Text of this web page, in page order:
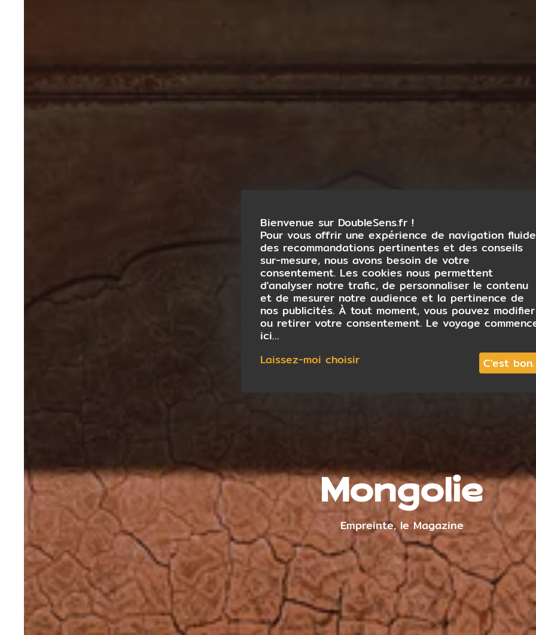
Mongolie
Empreinte, le Magazine
Bienvenue sur DoubleSens.fr !
Pour vous offrir une expérience de navigation
des recommandations pertinentes et des conseils
sur-mesure, nous avons besoin de votre
consentement. Les cookies nous permettent
d'analyser notre trafic, de personnaliser le contenu
et de mesurer notre audience et la pertinence de
nos publicités. À tout moment, vous pouvez modifier
ou retirer votre consentement. Le voyage
ici…
Laissez-moi choisir
C'est bon.